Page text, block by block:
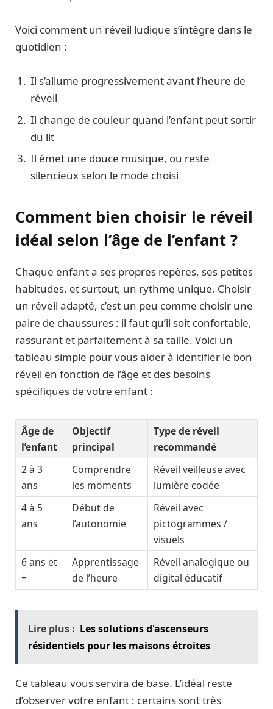
Voici comment un réveil ludique s’intègre dans le
quotidien :
Il s’allume progressivement avant l’heure de
réveil
Il change de couleur quand l’enfant peut sortir
du lit
Il émet une douce musique, ou reste
silencieux selon le mode choisi
Comment bien choisir le réveil
idéal selon l’âge de l’enfant ?
Chaque enfant a ses propres repères, ses petites
habitudes, et surtout, un rythme unique. Choisir
un réveil adapté, c’est un peu comme choisir une
paire de chaussures : il faut qu’il soit confortable,
rassurant et parfaitement à sa taille. Voici un
tableau simple pour vous aider à identifier le bon
réveil en fonction de l’âge et des besoins
spécifiques de votre enfant :
Âge de
l’enfant
Objectif
principal
Type de réveil
recommandé
2 à 3
ans
Comprendre
les moments
Réveil veilleuse avec
lumière codée
4 à 5
ans
Début de
l’autonomie
Réveil avec
pictogrammes /
visuels
6 ans et
+
Apprentissage
de l’heure
Réveil analogique ou
digital éducatif
Lire plus : Les solutions d'ascenseurs
résidentiels pour les maisons étroites
Ce tableau vous servira de base. L’idéal reste
d’observer votre enfant : certains sont très